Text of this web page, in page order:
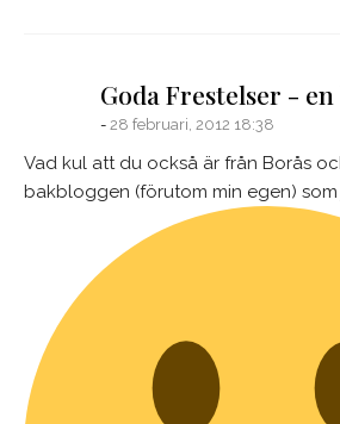
Goda Frestelser -
28 februari, 2012 18:38
Vad kul att du också är från Borås
bakbloggen (förutom min egen)